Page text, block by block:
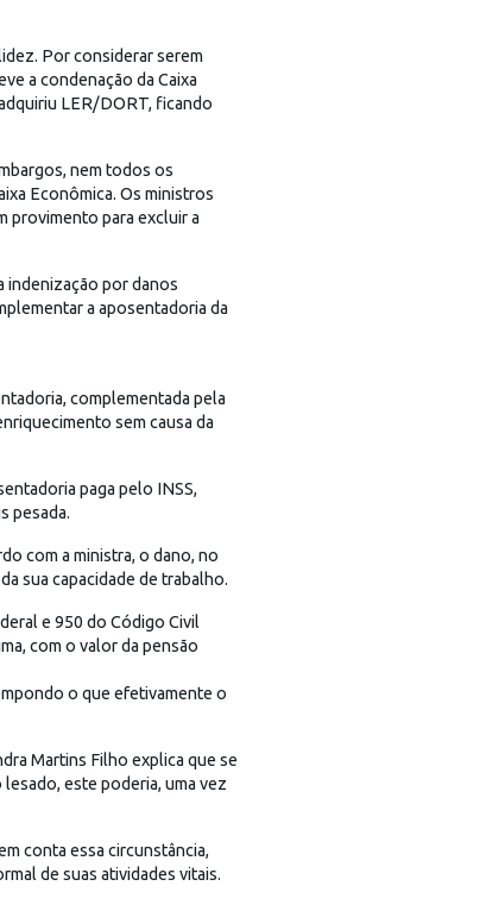
Por considerar serem
a condenação da Caixa
LER/DORT, ficando
nem todos os
Econômica. Os ministros
provimento para excluir a
indenização por danos
a aposentadoria da
complementada pela
sem causa da
paga pelo INSS,
pesada.
com a ministra, o dano, no
sua capacidade de trabalho.
e 950 do Código Civil
com o valor da pensão
o que efetivamente o
Martins Filho explica que se
este poderia, uma vez
conta essa circunstância,
de suas atividades vitais.